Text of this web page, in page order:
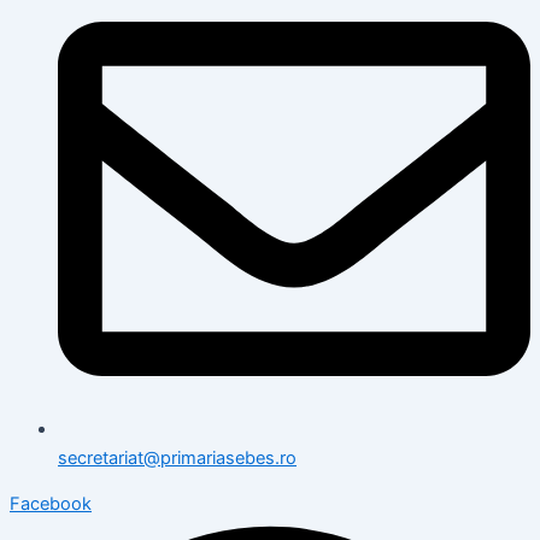
secretariat@primariasebes.ro
Facebook